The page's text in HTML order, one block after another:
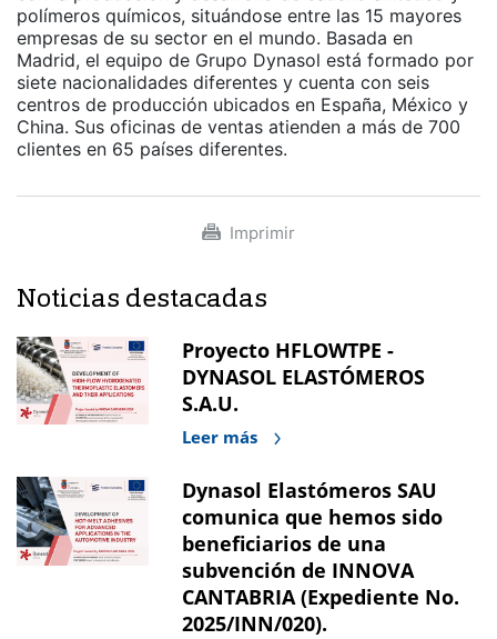
polímeros químicos, situándose entre las 15 mayores
empresas de su sector en el mundo. Basada en
Madrid, el equipo de Grupo Dynasol está formado por
siete nacionalidades diferentes y cuenta con seis
centros de producción ubicados en España, México y
China. Sus oficinas de ventas atienden a más de 700
clientes en 65 países diferentes.
Imprimir
Noticias destacadas
Proyecto HFLOWTPE -
DYNASOL ELASTÓMEROS
S.A.U.
Leer más
Dynasol Elastómeros SAU
comunica que hemos sido
beneficiarios de una
subvención de INNOVA
CANTABRIA (Expediente No.
2025/INN/020).